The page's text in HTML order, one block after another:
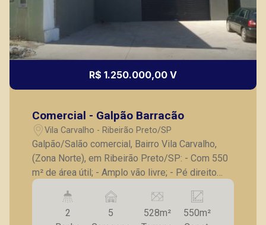
Lucelia Mariotti
(16) 99222-2915
CORRETOR DE PLANTÃO
R$ 1.250.000,00 V
Comercial - Galpão Barracão
Vila Carvalho - Ribeirão Preto/SP
Galpão/Salão comercial, Bairro Vila Carvalho,
(Zona Norte), em Ribeirão Preto/SP: - Com 550
m² de área útil; - Amplo vão livre; - Pé direito
alto de 6,5 metros; - Sala de espera; - Escritório;
- Piso em concreto usinado para veículos
pesados; - 02 banheiros, sendo 01 de
2
5
528m²
550m²